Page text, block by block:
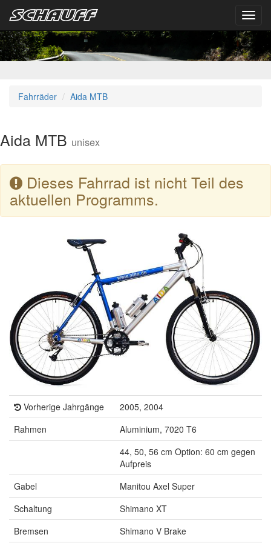
Fahrräder Aida MTB
Aida MTB unisex
Dieses Fahrrad ist nicht Teil des
aktuellen Programms.
Vorherige Jahrgänge
2005, 2004
Rahmen
Aluminium, 7020 T6
44, 50, 56 cm Option: 60 cm gegen
Aufpreis
Gabel
Manitou Axel Super
Schaltung
Shimano XT
Bremsen
Shimano V Brake